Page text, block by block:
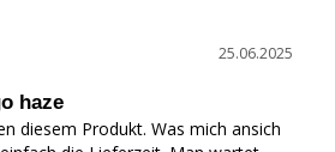
25.06.2025
haze
diesem Produkt. Was mich ansich